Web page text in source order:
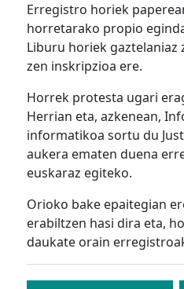
Erregistro horiek
horretarako propio
Liburu horiek gaztelaniaz
zen inskripzioa ere.
Horrek protesta ugari
Herrian eta, azkenean,
informatikoa sortu du
aukera ematen duena
euskaraz egiteko.
Orioko bake epaitegian
erabiltzen hasi dira eta,
daukate orain
Bidalketetan